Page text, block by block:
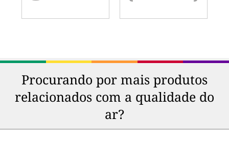
Procurando por mais produtos
relacionados com a qualidade do
ar?